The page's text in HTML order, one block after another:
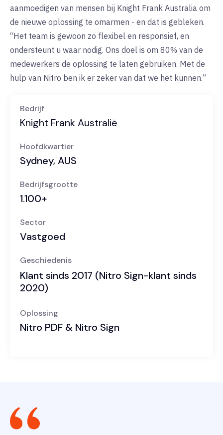
aanmoedigen van mensen bij Knight Frank Australia om
de nieuwe oplossing te omarmen - en dat is gebleken.
“Het team is gewoon zo flexibel en responsief, en
ondersteunt u waar nodig. Ons doel is om 80% van de
medewerkers de oplossing te laten gebruiken. Met de
hulp van Nitro ben ik er zeker van dat we het kunnen.”
Bedrijf
Knight Frank Australië
Hoofdkwartier
Sydney, AUS
Bedrijfsgrootte
1.100+
Sector
Vastgoed
Geschiedenis
Klant sinds 2017 (Nitro Sign-klant sinds
2020)
Oplossing
Nitro PDF & Nitro Sign